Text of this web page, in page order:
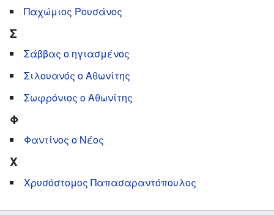
Παχώμιος Ρουσάνος
Σ
Σάββας ο ηγιασμένος
Σιλουανός ο Αθωνίτης
Σωφρόνιος ο Αθωνίτης
Φ
Φαντίνος ο Νέος
Χ
Χρυσόστομος Παπασαραντόπουλος